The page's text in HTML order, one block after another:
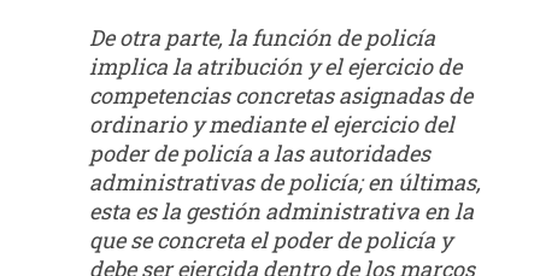
De otra parte, la función de policía
implica la atribución y el ejercicio de
competencias concretas asignadas de
ordinario y mediante el ejercicio del
poder de policía a las autoridades
administrativas de policía; en últimas,
esta es la gestión administrativa en la
que se concreta el poder de policía y
debe ser ejercida dentro de los marcos